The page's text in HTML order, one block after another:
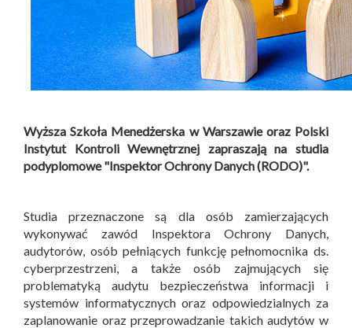
Wyższa Szkoła Menedżerska w Warszawie oraz Polski
Instytut Kontroli Wewnętrznej zapraszają na studia
podyplomowe "Inspektor Ochrony Danych (RODO)".
Studia przeznaczone są dla osób zamierzających
wykonywać zawód Inspektora Ochrony Danych,
audytorów, osób pełniących funkcję pełnomocnika ds.
cyberprzestrzeni, a także osób zajmujących się
problematyką audytu bezpieczeństwa informacji i
systemów informatycznych oraz odpowiedzialnych za
zaplanowanie oraz przeprowadzanie takich audytów w